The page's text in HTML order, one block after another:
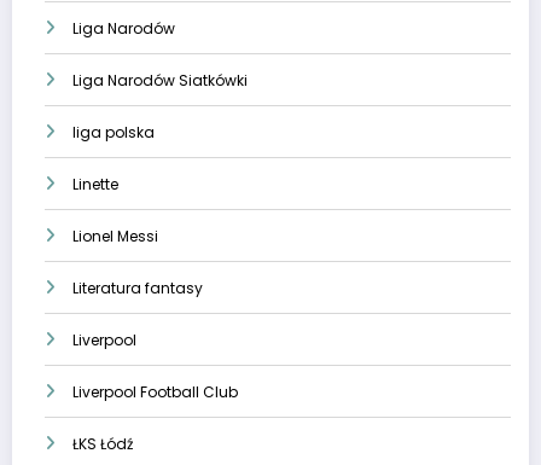
Liga Narodów
Liga Narodów Siatkówki
liga polska
Linette
Lionel Messi
Literatura fantasy
Liverpool
Liverpool Football Club
ŁKS Łódź